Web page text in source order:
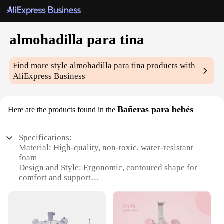
almohadilla para tina
Find more stylealmohadilla para tina products with
AliExpress Business
Here are the products found in the Bañeras para bebés
Specifications:
Material: High-quality, non-toxic, water-resistant
foam
Design and Style: Ergonomic, contoured shape for
comfort and support
Typical Adaptive Scenario: Suitable for use in
various bathtubs and bathing areas